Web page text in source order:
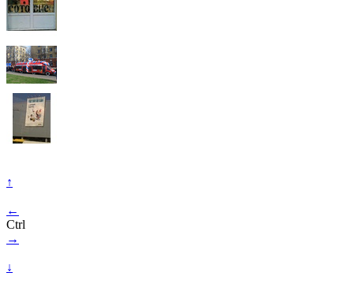
↑
←
Ctrl
→
↓